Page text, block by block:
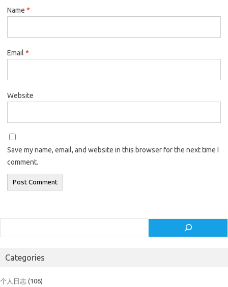
Name *
Email *
Website
Save my name, email, and website in this browser for the next time I
comment.
Categories
个人日志 (106)